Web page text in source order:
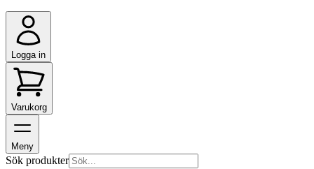
Logga in
Varukorg
Meny
Sök produkter